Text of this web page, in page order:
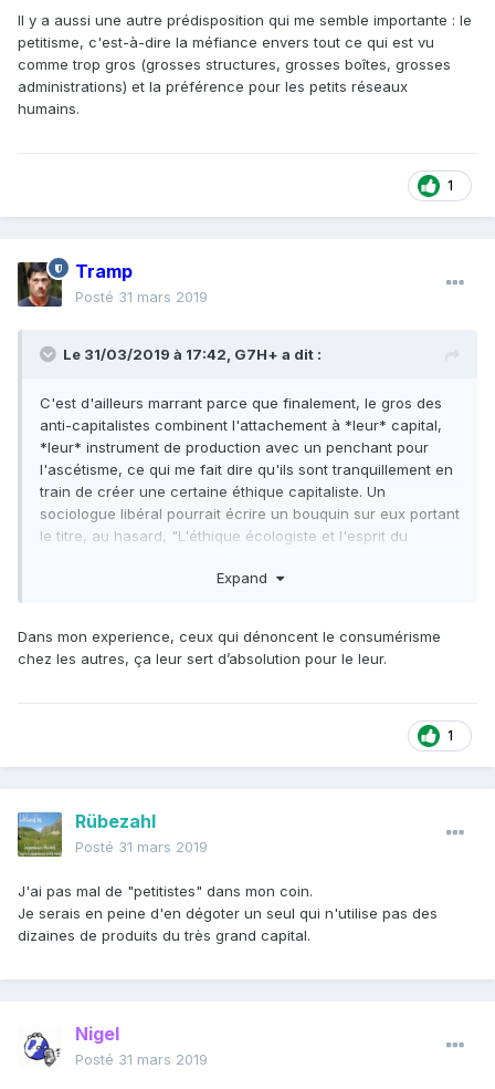
Il y a aussi une autre prédisposition qui me semble importante : le
petitisme, c'est-à-dire la méfiance envers tout ce qui est vu
comme trop gros (grosses structures, grosses boîtes, grosses
administrations) et la préférence pour les petits réseaux
humains.
1
Tramp
Posté 31 mars 2019
Le 31/03/2019 à 17:42, G7H+ a dit :
C'est d'ailleurs marrant parce que finalement, le gros des
anti-capitalistes combinent l'attachement à *leur* capital,
*leur* instrument de production avec un penchant pour
l'ascétisme, ce qui me fait dire qu'ils sont tranquillement en
train de créer une certaine éthique capitaliste. Un
sociologue libéral pourrait écrire un bouquin sur eux portant
le titre, au hasard, "L'éthique écologiste et l'esprit du
Expand
Dans mon experience, ceux qui dénoncent le consumérisme
chez les autres, ça leur sert d’absolution pour le leur.
1
Rübezahl
Posté 31 mars 2019
J'ai pas mal de "petitistes" dans mon coin.
Je serais en peine d'en dégoter un seul qui n'utilise pas des
dizaines de produits du très grand capital.
Nigel
Posté 31 mars 2019